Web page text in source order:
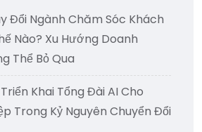
Đổi Ngành Chăm Sóc Khách
Nào? Xu Hướng Doanh
Thể Bỏ Qua
Khai Tổng Đài AI Cho
Trong Kỷ Nguyên Chuyển Đổi